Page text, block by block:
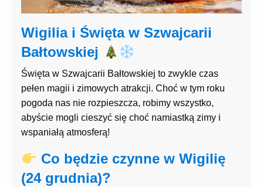
Wigilia i Święta w Szwajcarii
Bałtowskiej
Święta w Szwajcarii Bałtowskiej to zwykle czas
pełen magii i zimowych atrakcji. Choć w tym roku
pogoda nas nie rozpieszcza, robimy wszystko,
abyście mogli cieszyć się choć namiastką zimy i
wspaniałą atmosferą!
Co będzie czynne w Wigilię
(24 grudnia)?